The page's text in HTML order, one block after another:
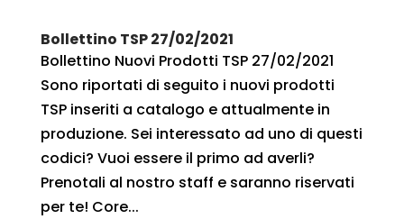
Bollettino TSP 27/02/2021
Bollettino Nuovi Prodotti TSP 27/02/2021
Sono riportati di seguito i nuovi prodotti
TSP inseriti a catalogo e attualmente in
produzione. Sei interessato ad uno di questi
codici? Vuoi essere il primo ad averli?
Prenotali al nostro staff e saranno riservati
per te! Core...